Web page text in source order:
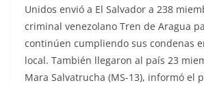
Unidos envió a El Salvador a 238
criminal venezolano Tren de Aragua
continúen cumpliendo sus condenas
local. También llegaron al país 23
Mara Salvatrucha (MS-13), informó el